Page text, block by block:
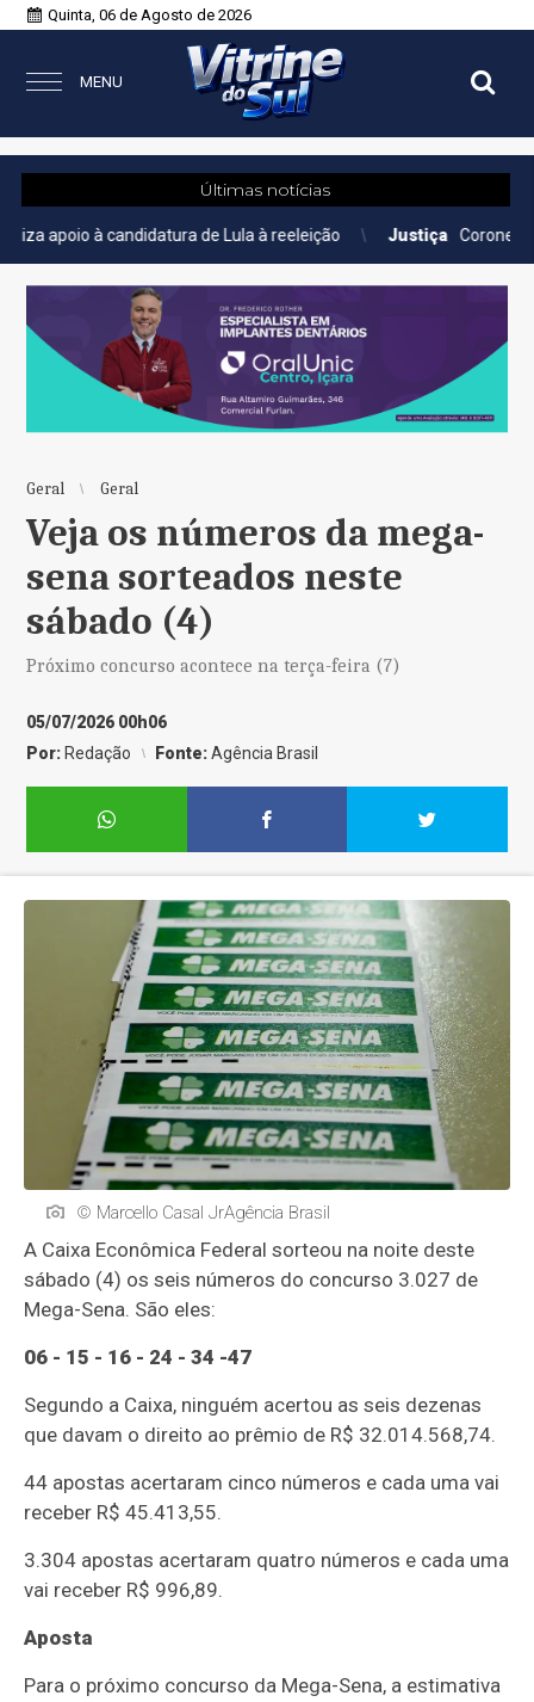
Quinta, 06 de Agosto de 2026
MENU
Últimas notícias
candidatura de Lula à reeleição Justiça Coronel do Corpo de
Geral Geral
Veja os números da mega-
sena sorteados neste
sábado (4)
Próximo concurso acontece na terça-feira (7)
05/07/2026 00h06
Por: Redação Fonte:Agência Brasil
© Marcello Casal JrAgência Brasil
A Caixa Econômica Federal sorteou na noite deste
sábado (4) os seis números do concurso 3.027 de
Mega-Sena. São eles:
06 - 15 - 16 - 24 - 34 -47
Segundo a Caixa, ninguém acertou as seis dezenas
que davam o direito ao prêmio de R$ 32.014.568,74.
44 apostas acertaram cinco números e cada uma vai
receber R$ 45.413,55.
3.304 apostas acertaram quatro números e cada uma
vai receber R$ 996,89.
Aposta
Para o próximo concurso da Mega-Sena, a estimativa